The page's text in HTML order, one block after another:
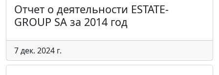
Отчет о деятельности ESTATE-
GROUP SA за 2014 год
7 дек. 2024 г.